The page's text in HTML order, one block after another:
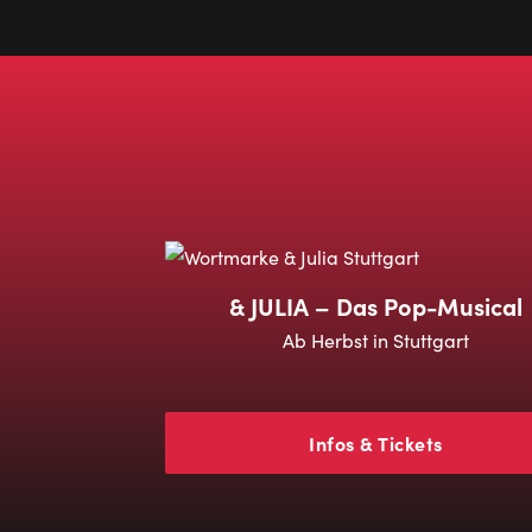
& JULIA – Das Pop-Musical
Ab Herbst in Stuttgart
Infos & Tickets